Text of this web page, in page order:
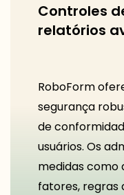
Controles
relatórios
RoboForm
segurança
de
usuários. Os
medidas como
fatores, regras